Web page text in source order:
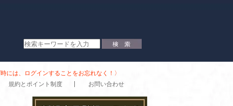
は、ログインすることをお忘れなく！〉
規約とポイント制度 お問い合わせ